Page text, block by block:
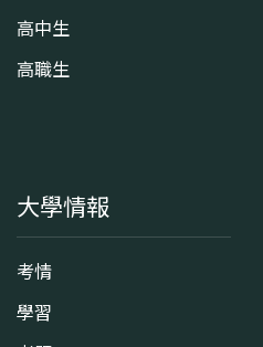
高中生
高職生
大學情報
考情
學習